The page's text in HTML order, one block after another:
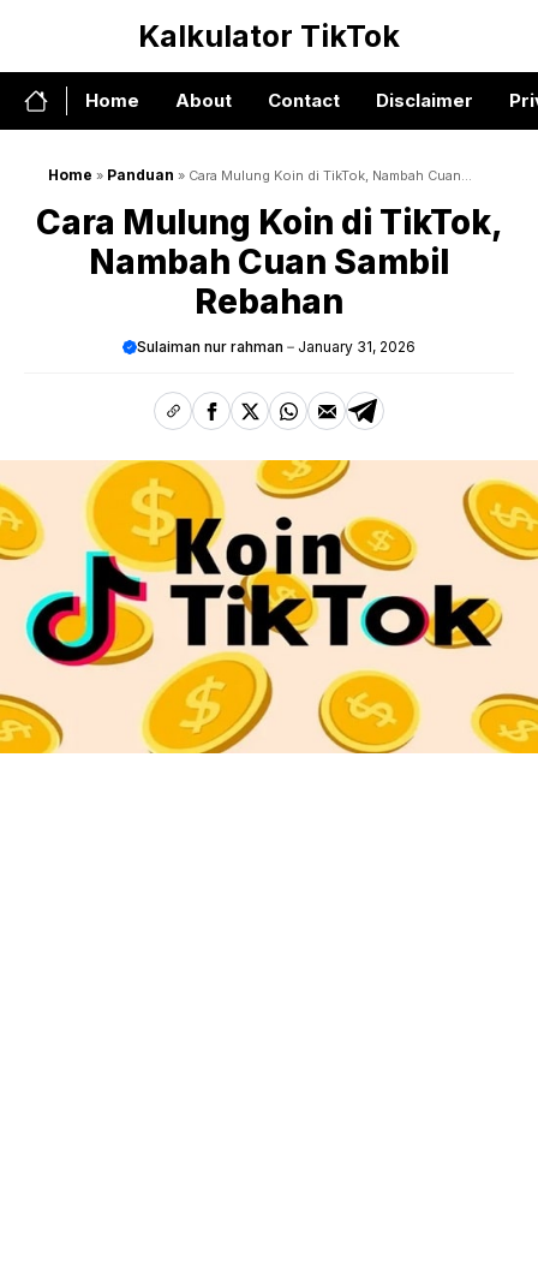
content
Kalkulator TikTok
Home About Contact Disclaimer
Home » Panduan » Cara Mulung Koin di TikTok, Nambah Cuan
Sambil Rebahan
Cara Mulung Koin di TikTok,
Nambah Cuan Sambil
Rebahan
Sulaiman nur rahman January 31, 2026